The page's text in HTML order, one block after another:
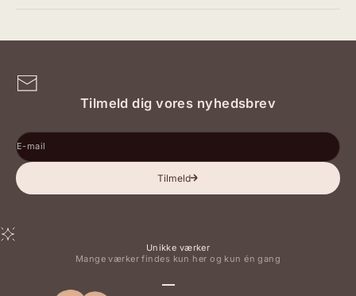
Tilmeld dig vores nyhedsbrev
E-mail
Tilmeld
Unikke værker
Mange værker findes kun her og kun én gang
Gå til element 1